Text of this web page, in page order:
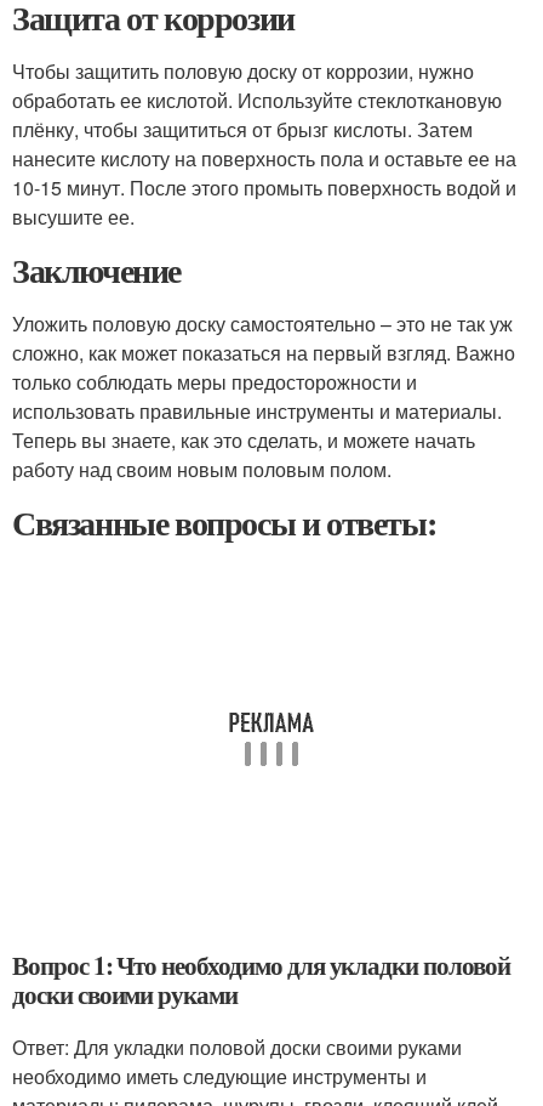
Защита от коррозии
Чтобы защитить половую доску от коррозии, нужно
обработать ее кислотой. Используйте стеклоткановую
плёнку, чтобы защититься от брызг кислоты. Затем
нанесите кислоту на поверхность пола и оставьте ее на
10-15 минут. После этого промыть поверхность водой и
высушите ее.
Заключение
Уложить половую доску самостоятельно – это не так уж
сложно, как может показаться на первый взгляд. Важно
только соблюдать меры предосторожности и
использовать правильные инструменты и материалы.
Теперь вы знаете, как это сделать, и можете начать
работу над своим новым половым полом.
Связанные вопросы и ответы:
Вопрос 1: Что необходимо для укладки половой
доски своими руками
Ответ: Для укладки половой доски своими руками
необходимо иметь следующие инструменты и